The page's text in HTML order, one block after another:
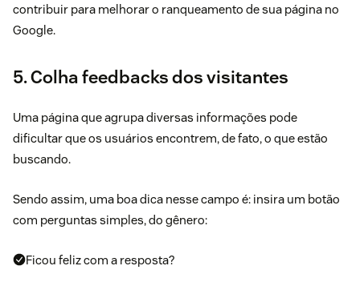
contribuir para melhorar o ranqueamento de sua página no
Google.
5. Colha feedbacks dos visitantes
Uma página que agrupa diversas informações pode
dificultar que os usuários encontrem, de fato, o que estão
buscando.
Sendo assim, uma boa dica nesse campo é: insira um botão
com perguntas simples, do gênero:
Ficou feliz com a resposta?